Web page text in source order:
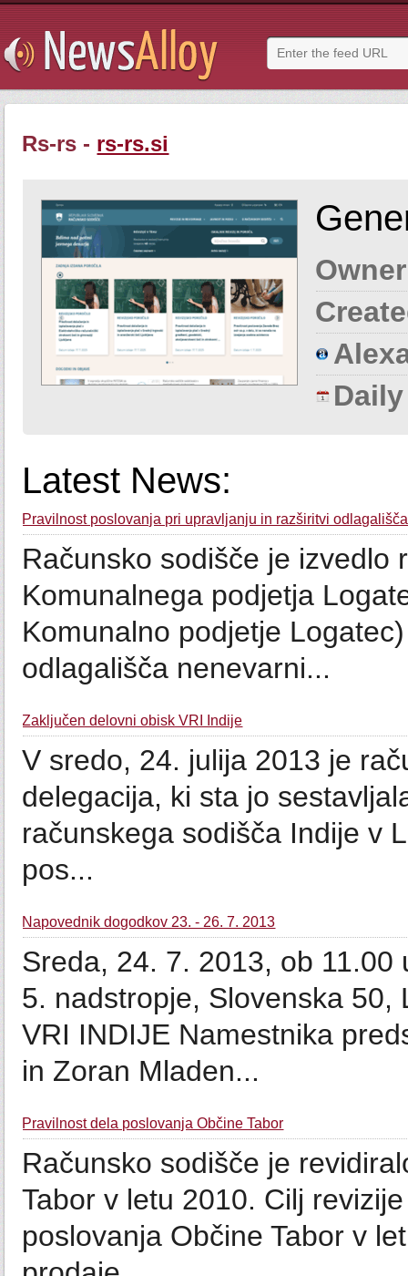
Rs-rs - rs-rs.si
Latest News:
Pravilnost poslovanja pri upravljanju in razširitvi
Računsko sodišče je izvedlo
Komunalnega podjetja
Komunalno podjetje
odlagališča nenevarni...
Zaključen delovni obisk VRI Indije
V sredo, 24. julija 2013 je
delegacija, ki sta jo
računskega sodišča Indije v
pos...
Napovednik dogodkov 23. - 26. 7. 2013
Sreda, 24. 7. 2013, ob
5. nadstropje, Slovenska 50,
VRI INDIJE Namestnika
in Zoran Mladen...
Pravilnost dela poslovanja Občine Tabor
Računsko sodišče je
Tabor v letu 2010. Cilj
poslovanja Občine Tabor v